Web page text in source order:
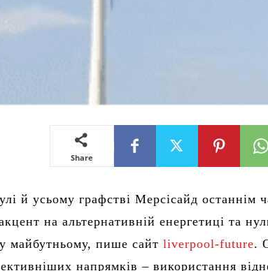
Share
й усьому графстві Мерсісайд останнім
на альтернативній енергетиці та
майбутньому, пише сайтliverpool-future.
напрямків – використання